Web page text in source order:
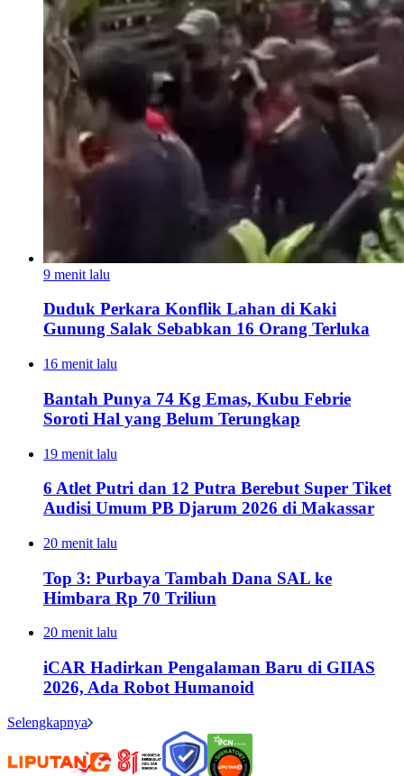
9 menit lalu
Duduk Perkara Konflik Lahan di Kaki
Gunung Salak Sebabkan 16 Orang Terluka
16 menit lalu
Bantah Punya 74 Kg Emas, Kubu Febrie
Soroti Hal yang Belum Terungkap
19 menit lalu
6 Atlet Putri dan 12 Putra Berebut Super Tiket
Audisi Umum PB Djarum 2026 di Makassar
20 menit lalu
Top 3: Purbaya Tambah Dana SAL ke
Himbara Rp 70 Triliun
20 menit lalu
iCAR Hadirkan Pengalaman Baru di GIIAS
2026, Ada Robot Humanoid
Selengkapnya